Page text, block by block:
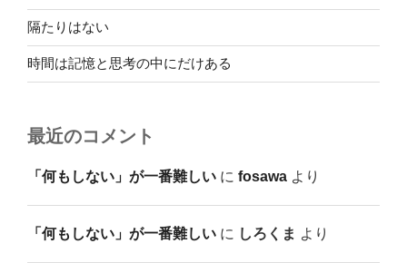
隔たりはない
時間は記憶と思考の中にだけある
最近のコメント
「何もしない」が一番難しい に fosawa より
「何もしない」が一番難しい に しろくま より